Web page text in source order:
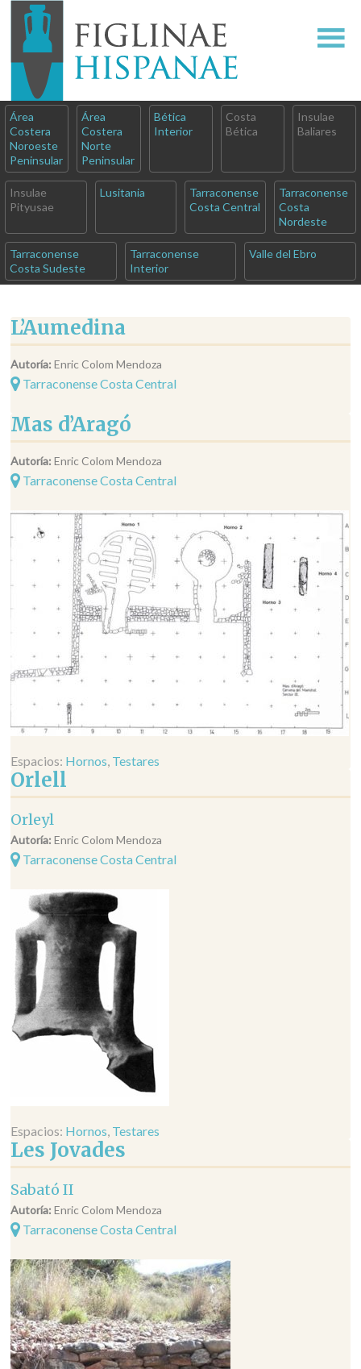
Área
Costera
Noroeste
Peninsular
Área
Costera
Norte
Peninsular
Bética
Interior
Costa
Bética
Insulae
Baliares
Insulae
Pityusae
Lusitania
Tarraconense
Costa Central
Tarraconense
Costa
Nordeste
Tarraconense
Costa Sudeste
Tarraconense
Interior
Valle del Ebro
L’Aumedina
Autoría:Enric Colom Mendoza
Tarraconense Costa Central
Mas d’Aragó
Autoría:Enric Colom Mendoza
Tarraconense Costa Central
Espacios: Hornos, Testares
Orlell
Orleyl
Autoría:Enric Colom Mendoza
Tarraconense Costa Central
Espacios: Hornos, Testares
Les Jovades
Sabató II
Autoría:Enric Colom Mendoza
Tarraconense Costa Central